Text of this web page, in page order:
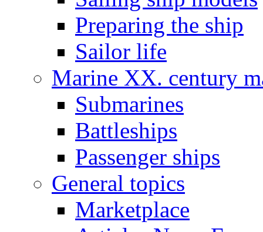
Preparing the ship
Sailor life
Marine XX. century
Submarines
Battleships
Passenger ships
General topics
Marketplace